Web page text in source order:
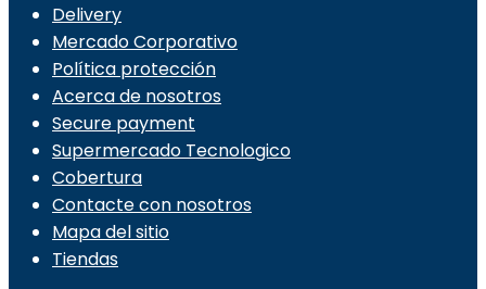
Delivery
Mercado Corporativo
Política protección
Acerca de nosotros
Secure payment
Supermercado Tecnologico
Cobertura
Contacte con nosotros
Mapa del sitio
Tiendas